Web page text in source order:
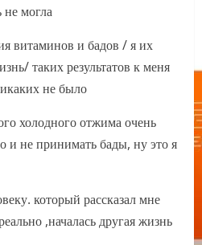
не могла
витаминов и бадов / я их
таких результатов к меня
не было
холодного отжима очень
и не принимать бады, ну это я
который рассказал мне
,началась другая жизнь